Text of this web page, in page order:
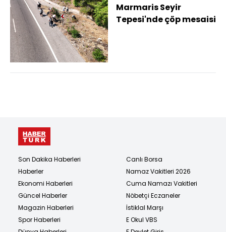
Marmaris Seyir
Tepesi'nde çöp mesaisi
Son Dakika Haberleri
Haberler
Ekonomi Haberleri
Güncel Haberler
Magazin Haberleri
Spor Haberleri
Canlı Borsa
Namaz Vakitleri 2026
Cuma Namazı Vakitleri
Nöbetçi Eczaneler
İstiklal Marşı
E Okul VBS